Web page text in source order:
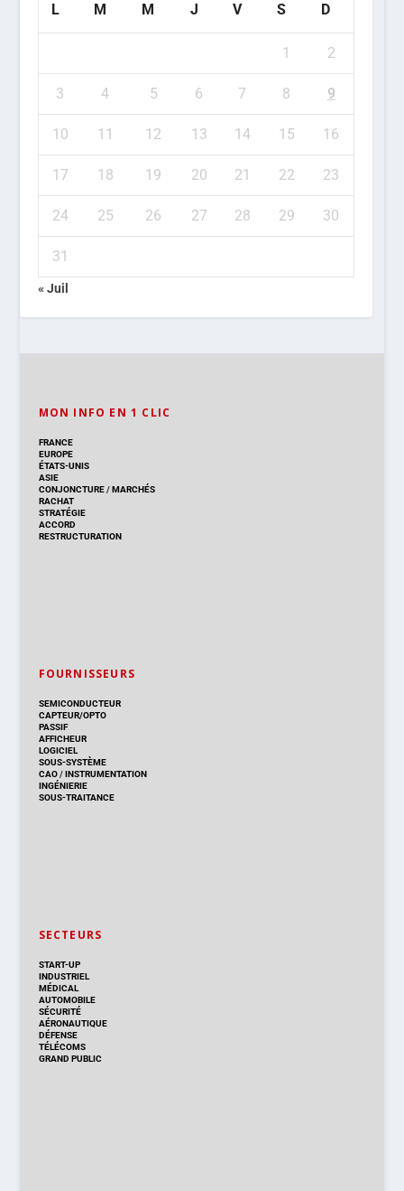
L M M J V S D
1 2
3 4 5 6 7 8 9
10 11 12 13 14 15 16
17 18 19 20 21 22 23
24 25 26 27 28 29 30
31
« Juil
MON INFO EN 1 CLIC
FRANCE
EUROPE
ÉTATS-UNIS
ASIE
CONJONCTURE/MARCHÉS
RACHAT
STRATÉGIE
ACCORD
RESTRUCTURATION
FOURNISSEURS
SEMICONDUCTEUR
CAPTEUR/OPTO
PASSIF
AFFICHEUR
LOGICIEL
SOUS-SYSTÈME
CAO/INSTRUMENTATION
INGÉNIERIE
SOUS-TRAITANCE
SECTEURS
START-UP
INDUSTRIEL
MÉDICAL
AUTOMOBILE
SÉCURITÉ
AÉRONAUTIQUE
DÉFENSE
TÉLÉCOMS
GRAND PUBLIC